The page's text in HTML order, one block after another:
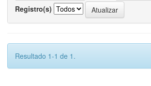
Registro(s)
Resultado 1-1 de 1.